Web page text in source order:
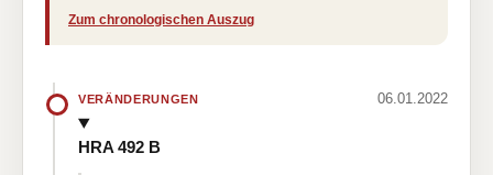
Zum chronologischen Auszug
VERÄNDERUNGEN 06.01.2022
HRA 492 B